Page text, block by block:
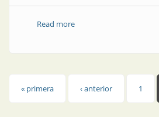
Read moreabout Industria
Páginas
« primera ‹ anterior 1